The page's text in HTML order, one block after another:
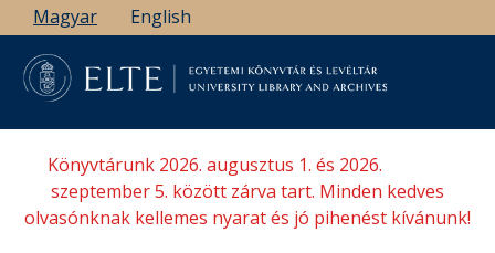
Ugrás
a
tartalomra
Magyar English
Könyvtárunk 2026. augusztus 1. és 2026.
szeptember 5. között zárva tart. Minden kedves
olvasónknak kellemes nyarat és jó pihenést kívánunk!